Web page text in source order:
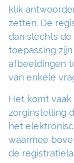
klik
zetten. De
dan slechts
toepassing zijn
afbeeldingen
van enkele
Het komt
zorginstelling
het
waarmee
de